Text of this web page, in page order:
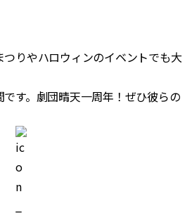
りやハロウィンのイベントでも大
す。劇団晴天一周年！ぜひ彼らの